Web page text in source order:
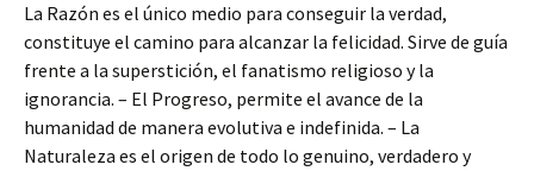
La Razón es el único medio para conseguir la verdad,
constituye el camino para alcanzar la felicidad. Sirve de guía
frente a la superstición, el fanatismo religioso y la
ignorancia. – El Progreso, permite el avance de la
humanidad de manera evolutiva e indefinida. – La
Naturaleza es el origen de todo lo genuino, verdadero y